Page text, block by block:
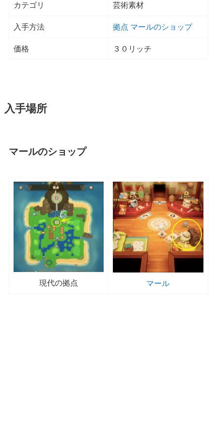
カテゴリ 芸術素材
入手方法 拠点 マールのショップ
価格 ３０リッチ
入手場所
マールのショップ
現代の拠点 マール